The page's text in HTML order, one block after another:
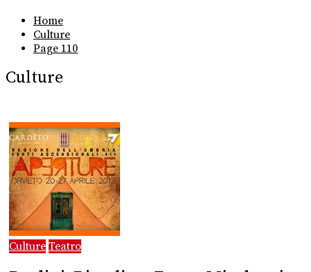
Home
Culture
Page 110
Culture
Culture Teatro